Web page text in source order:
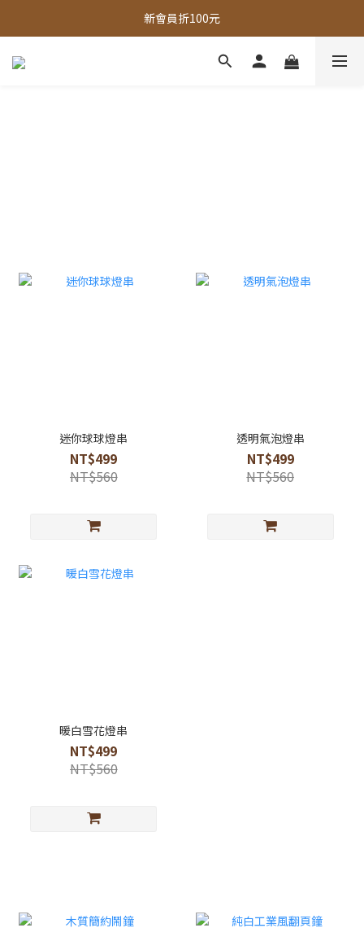
全館，滿888超取免運｜滿1500宅配免運
迷你球球燈串
NT$499
NT$560
透明氣泡燈串
NT$499
NT$560
暖白雪花燈串
NT$499
NT$560